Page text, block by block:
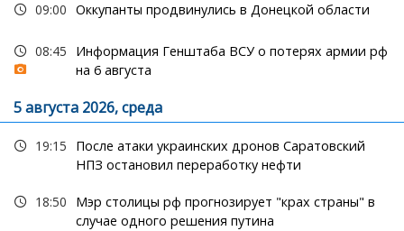
09:00 Оккупанты продвинулись в Донецкой области
08:45
Информация Генштаба ВСУ о потерях армии рф
на 6 августа
5 августа 2026, среда
19:15
После атаки украинских дронов Саратовский
НПЗ остановил переработку нефти
18:50
Мэр столицы рф прогнозирует "крах страны" в
случае одного решения путина